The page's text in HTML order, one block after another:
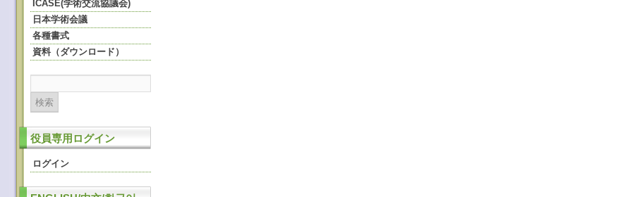
ICASE(学術交流協議会)
日本学術会議
各種書式
資料（ダウンロード）
役員専用ログイン
ログイン